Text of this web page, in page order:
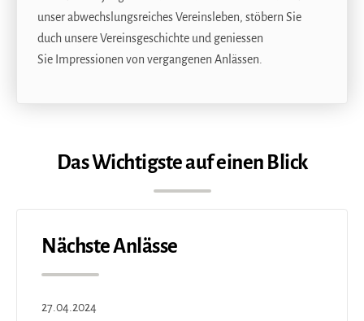
unser abwechslungsreiches Vereinsleben, stöbern Sie
duch unsere Vereinsgeschichte und geniessen
Sie Impressionen von vergangenen Anlässen.
Das Wichtigste auf einen Blick
Nächste Anlässe
27.04.2024